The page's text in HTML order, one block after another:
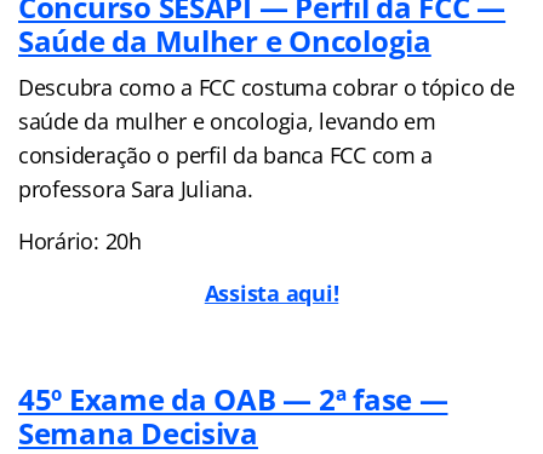
Saúde da Mulher e Oncologia
Descubra como a FCC costuma cobrar o tópico de
saúde da mulher e oncologia, levando em
consideração o perfil da banca FCC com a
professora Sara Juliana.
Horário: 20h
Assista aqui!
45º Exame da OAB — 2ª fase —
Semana Decisiva